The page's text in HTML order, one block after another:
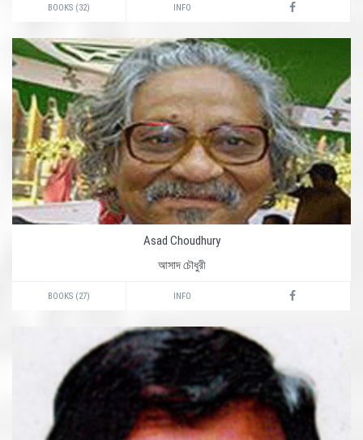
BOOKS (32) INFO
Asad Choudhury
আসাদ চৌধুরী
BOOKS (27) INFO